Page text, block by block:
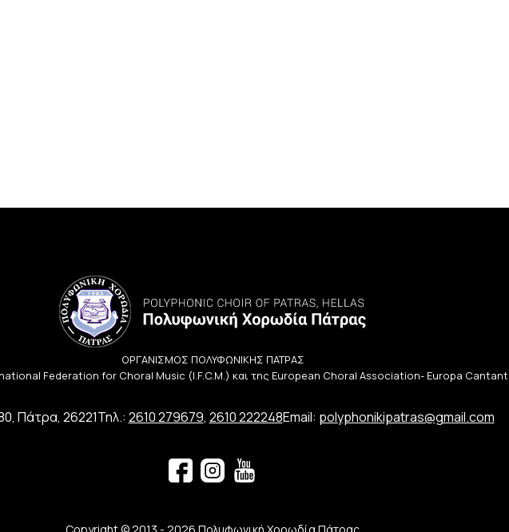
ΟΡΓΑΝΙΣΜΟΣ ΠΟΛΥΦΩΝΙΚΗΣ ΠΑΤΡΑΣ
Federation for Choral Music (I.F.C.M.) και της European Choral Association- Europa Cantant
Πάτρα, 26221Τηλ.: 2610 279679, 2610 222248Email: polyphonikipatras@gmail.com